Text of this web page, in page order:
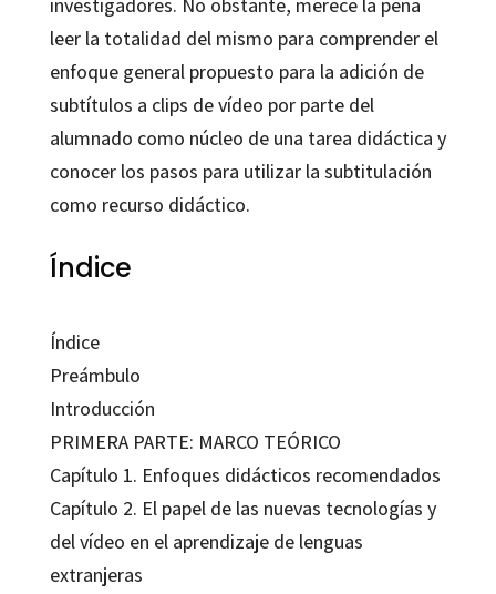
investigadores. No obstante, merece la pena
leer la totalidad del mismo para comprender el
enfoque general propuesto para la adición de
subtítulos a clips de vídeo por parte del
alumnado como núcleo de una tarea didáctica y
conocer los pasos para utilizar la subtitulación
como recurso didáctico.
Índice
Índice
Preámbulo
Introducción
PRIMERA PARTE: MARCO TEÓRICO
Capítulo 1. Enfoques didácticos recomendados
Capítulo 2. El papel de las nuevas tecnologías y
del vídeo en el aprendizaje de lenguas
extranjeras